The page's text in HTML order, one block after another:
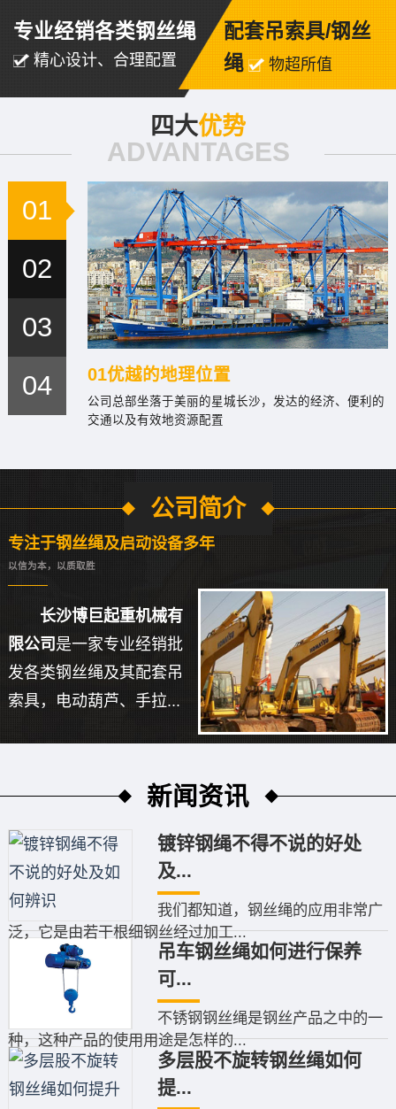
专业经销各类钢丝绳
精心设计、合理配置
配套吊索具/钢丝
绳
物超所值
四大优势
ADVANTAGES
01
02
03
04
01优越的地理位置
公司总部坐落于美丽的星城长沙，发达的经济、便利的
交通以及有效地资源配置
公司简介
专注于钢丝绳及启动设备多年
以信为本，以质取胜
长沙博巨起重机械有
限公司 是一家专业经销批
发各类钢丝绳及其配套吊
索具，电动葫芦、手拉...
新闻资讯
镀锌钢绳不得不说的好处
及...
我们都知道，钢丝绳的应用非常广
泛，它是由若干根细钢丝经过加工...
吊车钢丝绳如何进行保养
可...
不锈钢钢丝绳是钢丝产品之中的一
种，这种产品的使用用途是怎样的...
多层股不旋转钢丝绳如何
提...